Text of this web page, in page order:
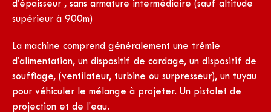
d’épaisseur , sans armature intermédiaire (sauf altitude
supérieur à 900m)
La machine comprend généralement une trémie
d’alimentation, un dispositif de cardage, un dispositif de
soufflage, (ventilateur, turbine ou surpresseur), un tuyau
pour véhiculer le mélange à projeter. Un pistolet de
projection et de l’eau.